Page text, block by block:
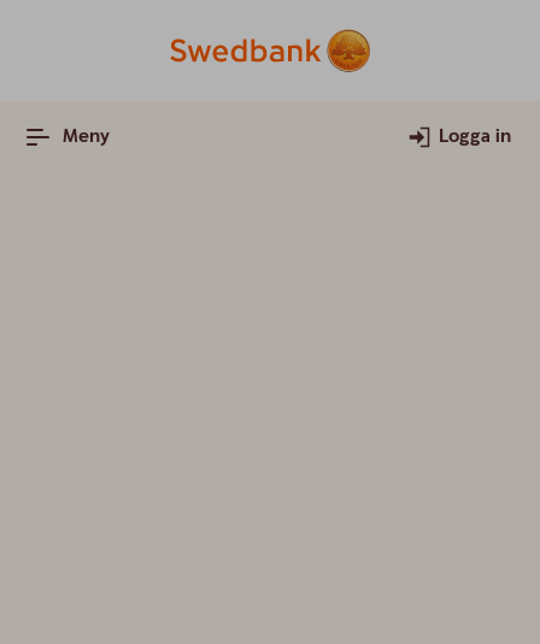
Meny Logga in